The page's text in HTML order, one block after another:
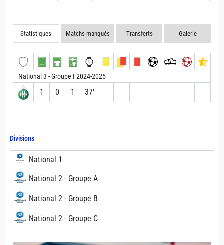
Divisions
National 1
National 2 - Groupe A
National 2 - Groupe B
National 2 - Groupe C
Statistiques Matchs manqués Transferts Galerie
National 3 - Groupe I 2024-2025
1 0 1 37′